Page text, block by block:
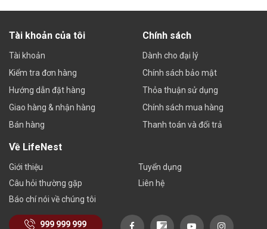
Tài khoản của tôi
Tài khoản
Kiểm tra đơn hàng
Hướng dẫn đặt hàng
Giao hàng & nhận hàng
Bán hàng
Chính sách
Dành cho đại lý
Chính sách bảo mật
Thỏa thuận sử dụng
Chính sách mua hàng
Thanh toán và đổi trả
Về LifeNest
Giới thiệu
Câu hỏi thường gặp
Báo chí nói về chúng tôi
Tuyển dụng
Liên hệ
999 999 999